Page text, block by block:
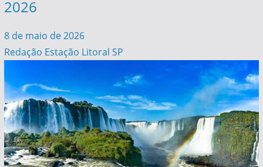
2026
8 de maio de 2026
Redação Estação Litoral SP